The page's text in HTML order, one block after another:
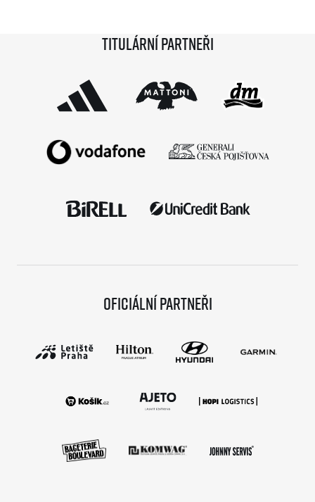
Titulární partneři
Oficiální partneři